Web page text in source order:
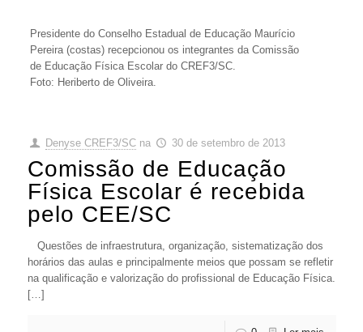
Presidente do Conselho Estadual de Educação Maurício
Pereira (costas) recepcionou os integrantes da Comissão
de Educação Física Escolar do CREF3/SC.
Foto: Heriberto de Oliveira.
Denyse CREF3/SC na 30 de setembro de 2013
Comissão de Educação
Física Escolar é recebida
pelo CEE/SC
Questões de infraestrutura, organização, sistematização dos
horários das aulas e principalmente meios que possam se refletir
na qualificação e valorização do profissional de Educação Física.
[…]